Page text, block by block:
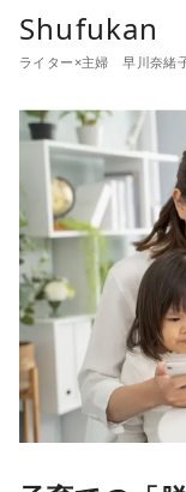
Shufukan
ライター×主婦 早川奈緒